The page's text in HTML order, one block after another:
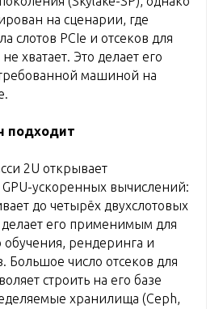
на сценарии, где
слотов PCIe и отсеков для
хватает. Это делает его
машиной на
подходит
2U открывает
ускоренных вычислений:
до четырёх двухслотовых
делает его применимым для
рендеринга и
Большое число отсеков для
строить на его базе
хранилища (Ceph,